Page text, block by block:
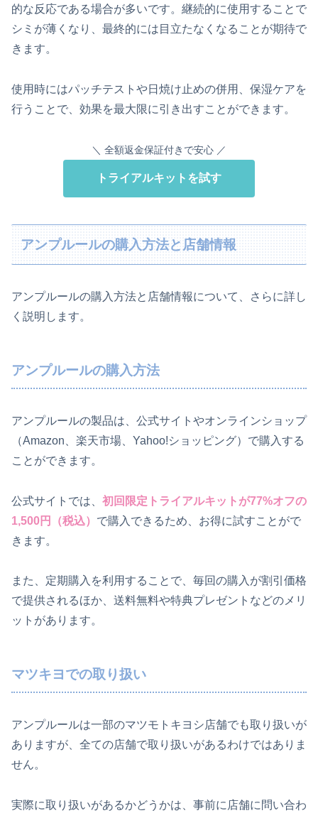
的な反応である場合が多いです。継続的に使用することで
シミが薄くなり、最終的には目立たなくなることが期待で
きます。
使用時にはパッチテストや日焼け止めの併用、保湿ケアを
行うことで、効果を最大限に引き出すことができます。
＼ 全額返金保証付きで安心 ／
トライアルキットを試す
アンプルールの購入方法と店舗情報
アンプルールの購入方法と店舗情報について、さらに詳し
く説明します。
アンプルールの購入方法
アンプルールの製品は、公式サイトやオンラインショップ
（Amazon、楽天市場、Yahoo!ショッピング）で購入する
ことができます。
公式サイトでは、 初回限定トライアルキットが77%オフの
1,500円（税込） で購入できるため、お得に試すことがで
きます。
また、定期購入を利用することで、毎回の購入が割引価格
で提供されるほか、送料無料や特典プレゼントなどのメリ
ットがあります。
マツキヨでの取り扱い
アンプルールは一部のマツモトキヨシ店舗でも取り扱いが
ありますが、全ての店舗で取り扱いがあるわけではありま
せん。
実際に取り扱いがあるかどうかは、事前に店舗に問い合わ